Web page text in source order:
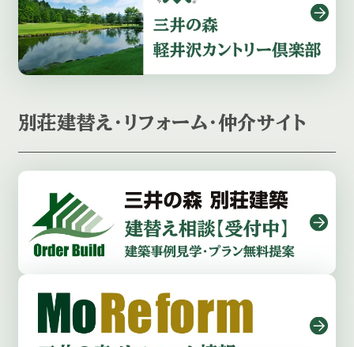
別荘建替え・リフォーム・仲介サイト